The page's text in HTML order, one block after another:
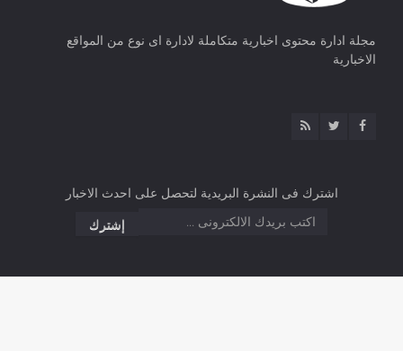
مجلة ادارة محتوى اخبارية متكاملة لادارة اى نوع من المواقع
الاخبارية
اشترك فى النشرة البريدية لتحصل على احدث الاخبار